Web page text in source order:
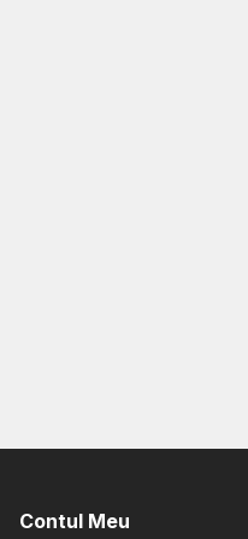
Contul Meu